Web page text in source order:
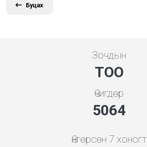
Буцах
Зочдын
ТОО
Өчигдөр
5453
Өнгөрсөн 7 хоногт